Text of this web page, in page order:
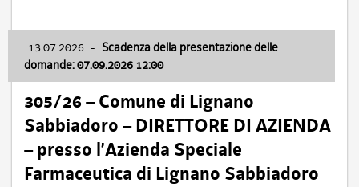
13.07.2026 - Scadenza della presentazione delle
domande: 07.09.2026 12:00
305/26 – Comune di Lignano
Sabbiadoro – DIRETTORE DI AZIENDA
– presso l’Azienda Speciale
Farmaceutica di Lignano Sabbiadoro